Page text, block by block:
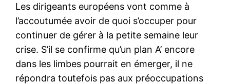
Les dirigeants européens vont comme à
l’accoutumée avoir de quoi s’occuper pour
continuer de gérer à la petite semaine leur
crise. S’il se confirme qu’un plan A’ encore
dans les limbes pourrait en émerger, il ne
répondra toutefois pas aux préoccupations